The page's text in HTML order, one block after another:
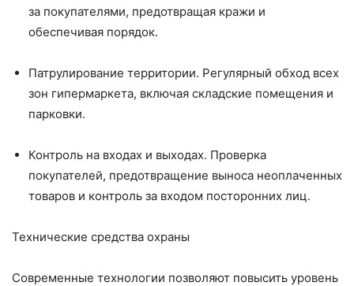
за покупателями, предотвращая кражи и
обеспечивая порядок.
Патрулирование территории. Регулярный обход всех
зон гипермаркета, включая складские помещения и
парковки.
Контроль на входах и выходах. Проверка
покупателей, предотвращение выноса неоплаченных
товаров и контроль за входом посторонних лиц.
Технические средства охраны
Современные технологии позволяют повысить уровень